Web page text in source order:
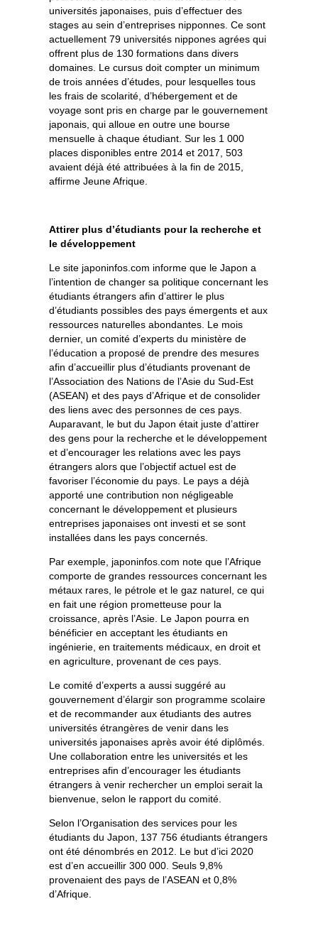
universités japonaises, puis d’effectuer des
stages au sein d’entreprises nipponnes. Ce sont
actuellement 79 universités nippones agrées qui
offrent plus de 130 formations dans divers
domaines. Le cursus doit compter un minimum
de trois années d’études, pour lesquelles tous
les frais de scolarité, d’hébergement et de
voyage sont pris en charge par le gouvernement
japonais, qui alloue en outre une bourse
mensuelle à chaque étudiant. Sur les 1 000
places disponibles entre 2014 et 2017, 503
avaient déjà été attribuées à la fin de 2015,
affirme Jeune Afrique.
Attirer plus d’étudiants pour la recherche et
le développement
Le site japoninfos.com informe que le Japon a
l’intention de changer sa politique concernant les
étudiants étrangers afin d’attirer le plus
d’étudiants possibles des pays émergents et aux
ressources naturelles abondantes. Le mois
dernier, un comité d’experts du ministère de
l’éducation a proposé de prendre des mesures
afin d’accueillir plus d’étudiants provenant de
l’Association des Nations de l’Asie du Sud-Est
(ASEAN) et des pays d’Afrique et de consolider
des liens avec des personnes de ces pays.
Auparavant, le but du Japon était juste d’attirer
des gens pour la recherche et le développement
et d’encourager les relations avec les pays
étrangers alors que l’objectif actuel est de
favoriser l’économie du pays. Le pays a déjà
apporté une contribution non négligeable
concernant le développement et plusieurs
entreprises japonaises ont investi et se sont
installées dans les pays concernés.
Par exemple, japoninfos.com note que l’Afrique
comporte de grandes ressources concernant les
métaux rares, le pétrole et le gaz naturel, ce qui
en fait une région prometteuse pour la
croissance, après l’Asie. Le Japon pourra en
bénéficier en acceptant les étudiants en
ingénierie, en traitements médicaux, en droit et
en agriculture, provenant de ces pays.
Le comité d’experts a aussi suggéré au
gouvernement d’élargir son programme scolaire
et de recommander aux étudiants des autres
universités étrangères de venir dans les
universités japonaises après avoir été diplômés.
Une collaboration entre les universités et les
entreprises afin d’encourager les étudiants
étrangers à venir rechercher un emploi serait la
bienvenue, selon le rapport du comité.
Selon l’Organisation des services pour les
étudiants du Japon, 137 756 étudiants étrangers
ont été dénombrés en 2012. Le but d’ici 2020
est d’en accueillir 300 000. Seuls 9,8%
provenaient des pays de l’ASEAN et 0,8%
d’Afrique.